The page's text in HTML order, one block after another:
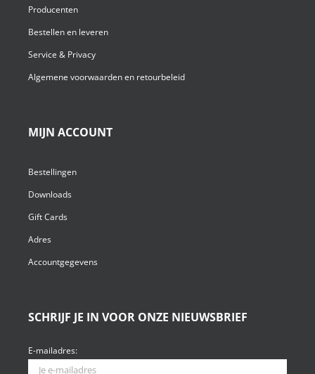
Producenten
Bestellen en leveren
Service & Privacy
Algemene voorwaarden en retourbeleid
MIJN ACCOUNT
Bestellingen
Downloads
Gift Cards
Adres
Accountgegevens
SCHRIJF JE IN VOOR ONZE NIEUWSBRIEF
E-mailadres: